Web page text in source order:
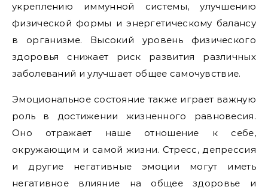
укреплению иммунной системы, улучшению
физической формы и энергетическому балансу
в организме. Высокий уровень физического
здоровья снижает риск развития различных
заболеваний и улучшает общее самочувствие.
Эмоциональное состояние также играет важную
роль в достижении жизненного равновесия.
Оно отражает наше отношение к себе,
окружающим и самой жизни. Стресс, депрессия
и другие негативные эмоции могут иметь
негативное влияние на общее здоровье и